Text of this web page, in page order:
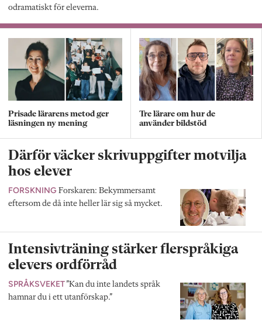
odramatiskt för eleverna.
Prisade lärarens metod ger
läsningen ny mening
Tre lärare om hur de
använder bildstöd
Därför väcker skrivuppgifter motvilja
hos elever
FORSKNING Forskaren: Bekymmersamt
eftersom de då inte heller lär sig så mycket.
Intensivträning stärker flerspråkiga
elevers ordförråd
SPRÅKSVEKET”Kan du inte landets språk
hamnar du i ett utanförskap.”